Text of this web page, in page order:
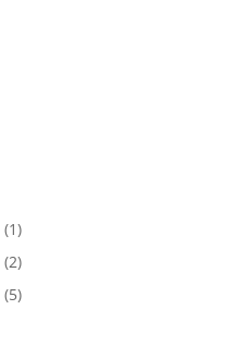
(1)
(2)
(5)